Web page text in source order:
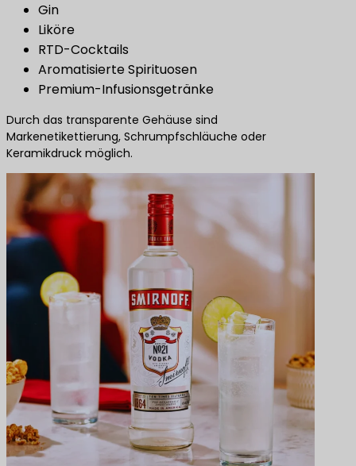
Gin
Liköre
RTD-Cocktails
Aromatisierte Spirituosen
Premium-Infusionsgetränke
Durch das transparente Gehäuse sind
Markenetikettierung, Schrumpfschläuche oder
Keramikdruck möglich.